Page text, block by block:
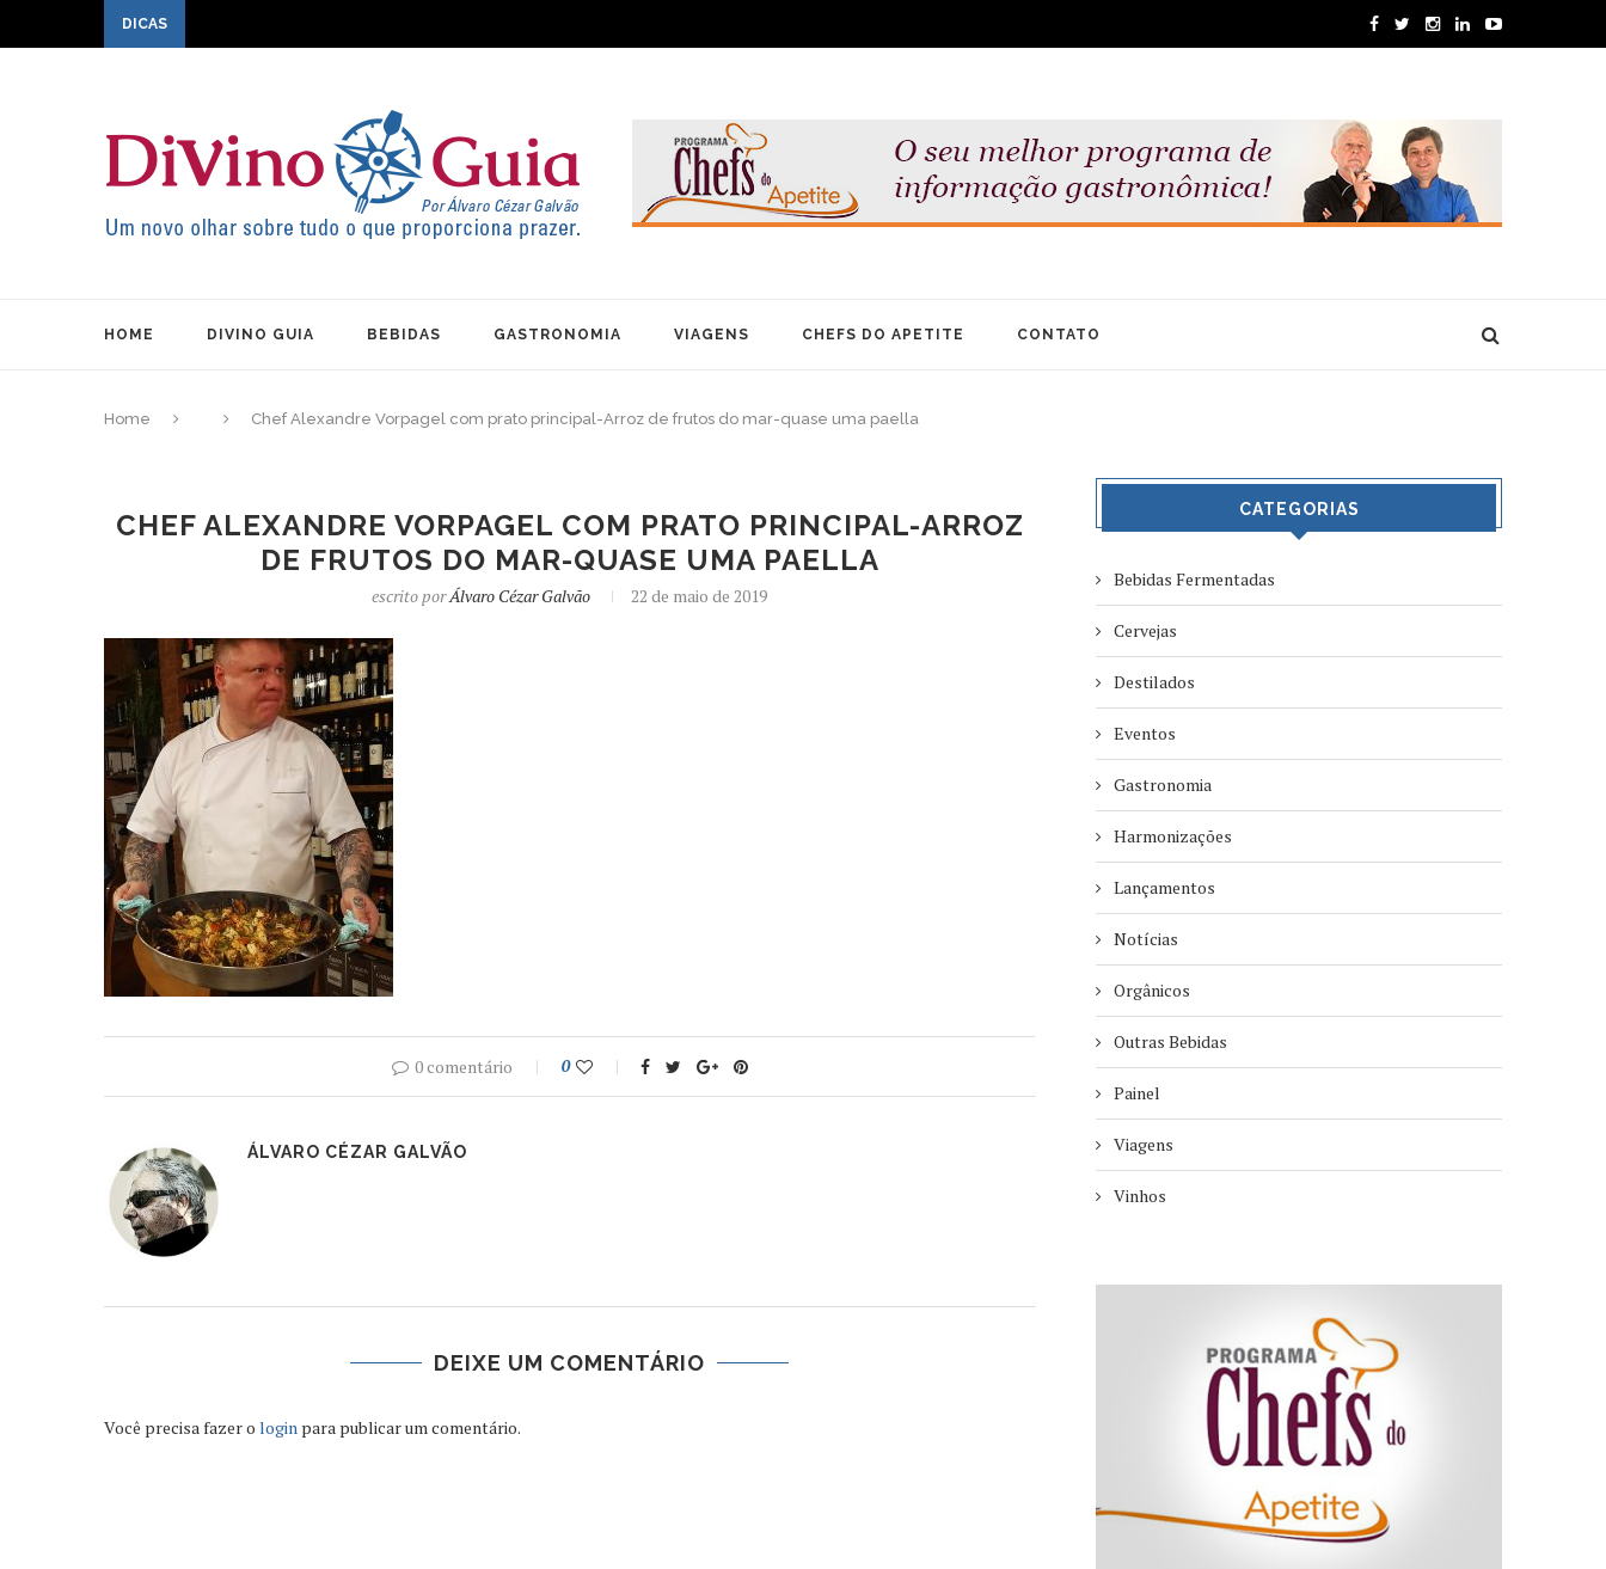
DICAS
HOME DIVINO GUIA BEBIDAS GASTRONOMIA VIAGENS CHEFS DO APETITE CONTATO
Home Chef Alexandre Vorpagel com prato principal-Arroz de frutos do mar-quase uma paella
CHEF ALEXANDRE VORPAGEL COM PRATO PRINCIPAL-ARROZ
DE FRUTOS DO MAR-QUASE UMA PAELLA
escrito porÁlvaro Cézar Galvão 22 de maio de 2019
0 comentário 0
ÁLVARO CÉZAR GALVÃO
DEIXE UM COMENTÁRIO
Você precisa fazer o login para publicar um comentário.
CATEGORIAS
Bebidas Fermentadas
Cervejas
Destilados
Eventos
Gastronomia
Harmonizações
Lançamentos
Notícias
Orgânicos
Outras Bebidas
Painel
Viagens
Vinhos